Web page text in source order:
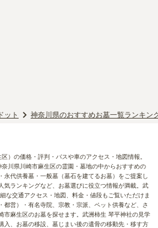
ット 神奈川県のおすすめお墓一覧ランキン
）の価格・評判・バスや車のアクセス・地図情報。
川県川崎市麻生区の霊園・墓地の中からおすすめの
代供養墓・一般墓（墓石を建てるお墓）をご提案し
気ランキングなど、お墓選びに役立つ情報が満載。武
な交通アクセス・地図、料金・値段もご覧いただけま
都営）・有名寺院、宗教・宗派、ペット供養など、さ
市麻生区のお墓を探せます。武洲柿生 琴平神社の見学
入、お墓の移設、墓じまい後の遺骨の移動先・移す方